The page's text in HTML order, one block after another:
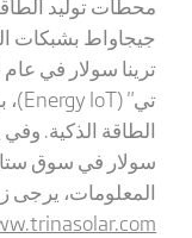
جيجاواط بشبكات
تي" (Energy IoT)،
سولار في سوق
المعلومات، يرجى